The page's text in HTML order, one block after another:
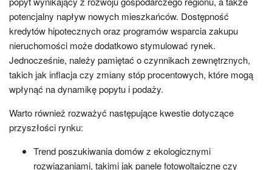
potencjalny napływ nowych mieszkańców. Dostępność
kredytów hipotecznych oraz programów wsparcia zakupu
nieruchomości może dodatkowo stymulować rynek.
Jednocześnie, należy pamiętać o czynnikach zewnętrznych,
takich jak inflacja czy zmiany stóp procentowych, które mogą
wpłynąć na dynamikę popytu i podaży.
Warto również rozważyć następujące kwestie dotyczące
przyszłości rynku:
Trend poszukiwania domów z ekologicznymi
rozwiązaniami, takimi jak panele fotowoltaiczne czy